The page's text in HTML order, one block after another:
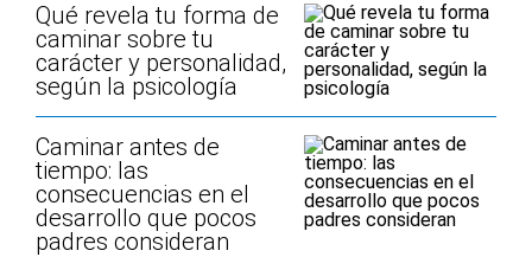
Qué revela tu forma de
caminar sobre tu
carácter y personalidad,
según la psicología
Caminar antes de
tiempo: las
consecuencias en el
desarrollo que pocos
padres consideran